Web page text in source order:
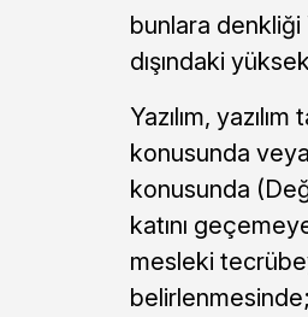
bunlara
dışındaki
Yazılım,
konusunda
konusunda
katını
mesleki